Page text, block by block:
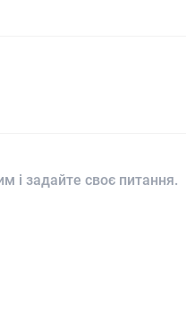
і задайте своє питання.